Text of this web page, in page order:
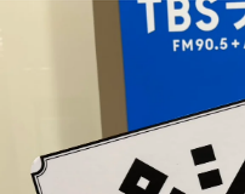
お知らせ
イベント・グッズ
YouTube
会社情報